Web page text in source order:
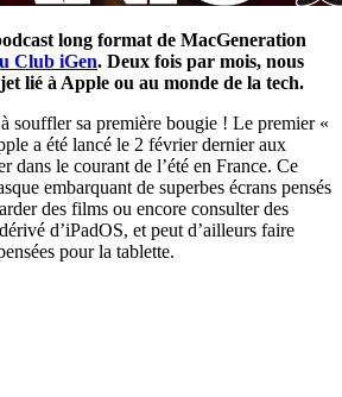
long format de MacGeneration
Club iGen. Deux fois par mois, nous
lié à Apple ou au monde de la tech.
souffler sa première bougie ! Le premier «
a été lancé le 2 février dernier aux
dans le courant de l’été en France. Ce
embarquant de superbes écrans pensés
des films ou encore consulter des
d’iPadOS, et peut d’ailleurs faire
pour la tablette.